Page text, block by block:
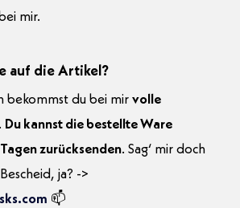
mir.
auf die Artikel?
bekommst du bei mir volle
Du kannst die bestellte Ware
zurücksenden. Sag‘ mir doch
ja? ->
📫